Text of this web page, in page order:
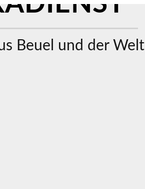
Beuel und der Welt